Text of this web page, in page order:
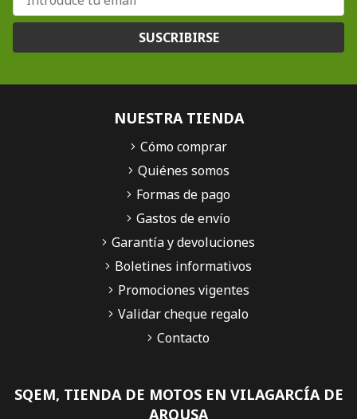
SUSCRIBIRSE
SQEM, TIENDA DE MOTOS EN VILAGARCÍA DE
AROUSA
NUESTRA TIENDA
Cómo comprar
Quiénes somos
Formas de pago
Gastos de envío
Garantía y devoluciones
Boletines informativos
Promociones vigentes
Validar cheque regalo
Contacto